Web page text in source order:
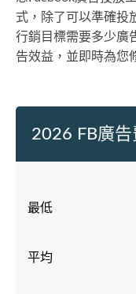
式，除了可以準確投
行銷目標需要多少廣
告效益，並即時為您
2026 FB廣告
最低
平均